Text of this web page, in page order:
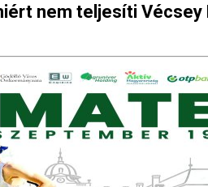
nem teljesíti